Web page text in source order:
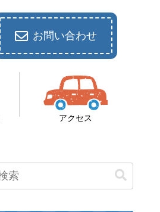
お問い合わせ
アクセス